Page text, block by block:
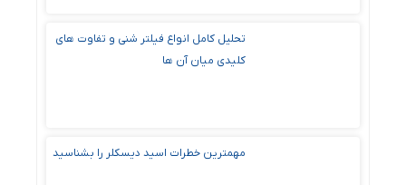
تحلیل کامل انواع فیلتر شنی و تفاوت های
کلیدی میان آن ها
مهمترین خطرات اسید دیسکلر را بشناسید